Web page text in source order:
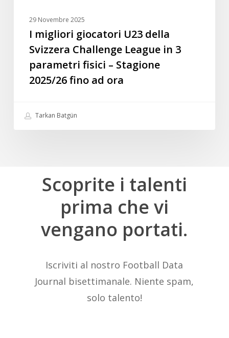
2025/26
29 Novembre 2025
I migliori giocatori U23 della
Svizzera Challenge League in 3
parametri fisici – Stagione
2025/26 fino ad ora
Tarkan Batgün
Scoprite i talenti
prima che vi
vengano portati.
Iscriviti al nostro Football Data
Journal bisettimanale. Niente spam,
solo talento!